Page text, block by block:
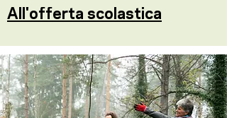
All'offerta scolastica